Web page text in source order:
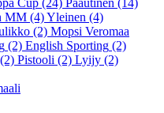
Cup (24) Pääutinen (14)
MM (4)Yleinen (4)
(2) Mopsi Veromaa
(2) English Sporting (2)
(2) Pistooli (2) Lyijy (2)